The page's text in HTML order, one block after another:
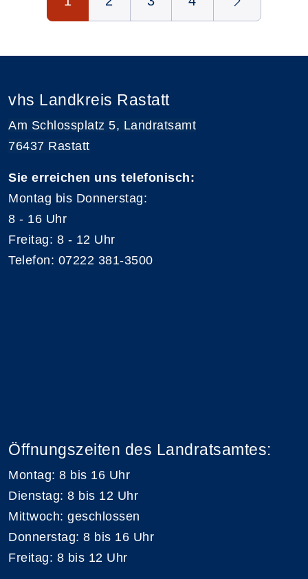
vhs Landkreis Rastatt
Am Schlossplatz 5, Landratsamt
76437 Rastatt
Sie erreichen uns telefonisch:
Montag bis Donnerstag:
8 - 16 Uhr
Freitag: 8 - 12 Uhr
Telefon: 07222 381-3500
Öffnungszeiten des Landratsamtes:
Montag: 8 bis 16 Uhr
Dienstag: 8 bis 12 Uhr
Mittwoch: geschlossen
Donnerstag: 8 bis 16 Uhr
Freitag: 8 bis 12 Uhr